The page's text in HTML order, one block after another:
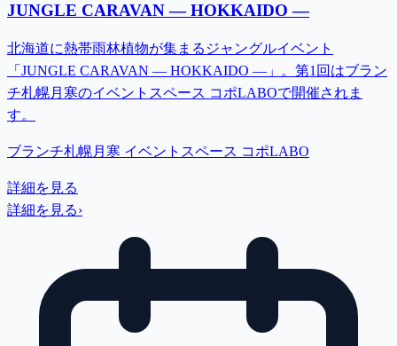
JUNGLE CARAVAN — HOKKAIDO —
北海道に熱帯雨林植物が集まるジャングルイベント
「JUNGLE CARAVAN — HOKKAIDO —」。第1回はブラン
チ札幌月寒のイベントスペース コポLABOで開催されま
す。
ブランチ札幌月寒 イベントスペース コポLABO
詳細を見る
詳細を見る›